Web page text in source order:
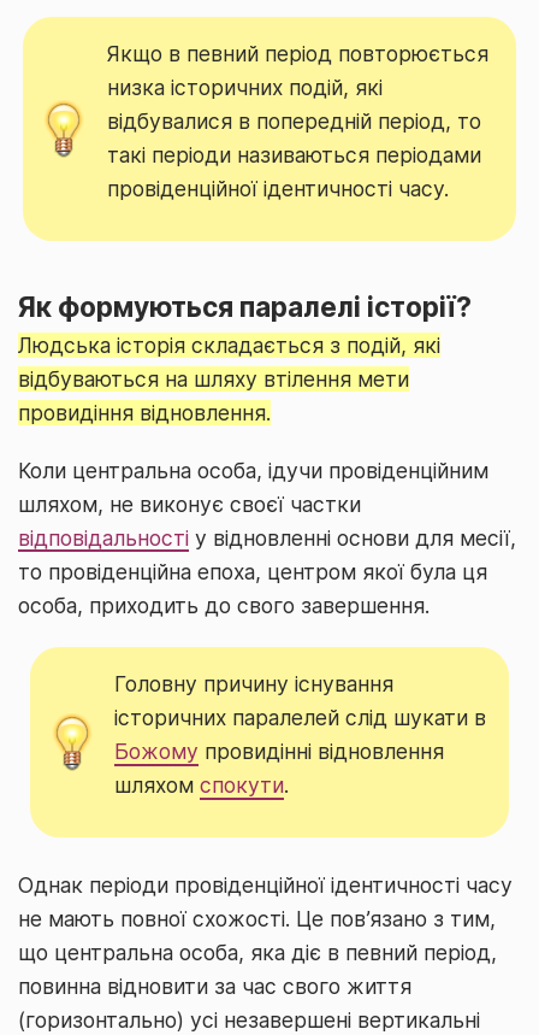
Якщо в певний період повторюється
низка історичних подій, які
відбувалися в попередній період, то
такі періоди називаються періодами
провіденційної ідентичності часу.
Як формуються паралелі історії?
Людська історія складається з подій, які
відбуваються на шляху втілення мети
провидіння відновлення.
Коли центральна особа, ідучи провіденційним
шляхом, не виконує своєї частки
відповідальності у відновленні основи для месії,
то провіденційна епоха, центром якої була ця
особа, приходить до свого завершення.
Головну причину існування
історичних паралелей слід шукати в
Божому провидінні відновлення
шляхомспокути.
Однак періоди провіденційної ідентичності часу
не мають повної схожості. Це пов’язано з тим,
що центральна особа, яка діє в певний період,
повинна відновити за час свого життя
(горизонтально) усі незавершені вертикальні